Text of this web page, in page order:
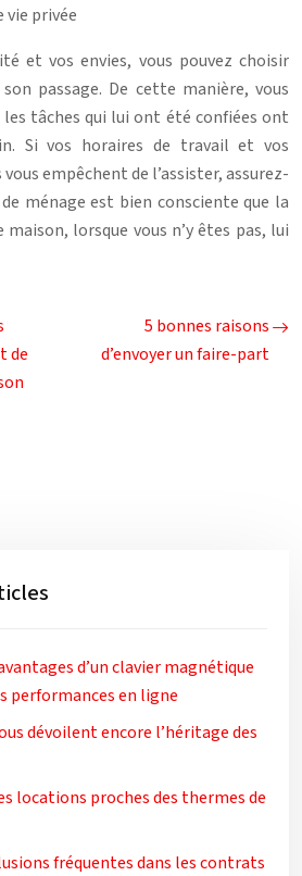
vie privée
et vos envies, vous pouvez choisir
passage. De cette manière, vous
tâches qui lui ont été confiées ont
Si vos horaires de travail et vos
empêchent de l’assister, assurez-
ménage est bien consciente que la
lorsque vous n’y êtes pas, lui
de
5 bonnes raisons
d’envoyer un faire-part
d’un clavier magnétique
performances en ligne
dévoilent encore l’héritage des
locations proches des thermes de
fréquentes dans les contrats